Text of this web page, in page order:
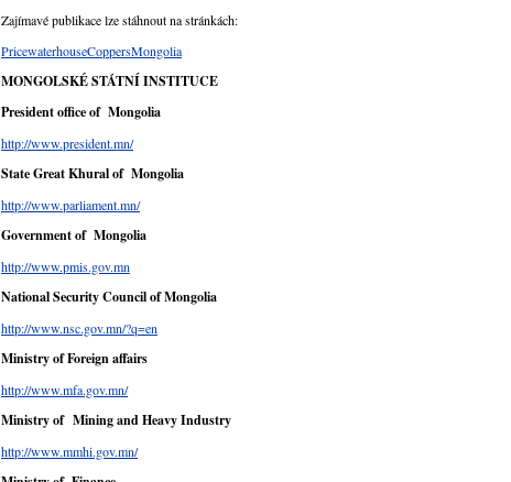
Zajímavé publikace lze stáhnout na stránkách:
PricewaterhouseCoppersMongolia
MONGOLSKÉ STÁTNÍ INSTITUCE
President office of Mongolia
http://www.president.mn/
State Great Khural of Mongolia
http://www.parliament.mn/
Government of Mongolia
http://www.pmis.gov.mn
National Security Council of Mongolia
http://www.nsc.gov.mn/?q=en
Ministry of Foreign affairs
http://www.mfa.gov.mn/
Ministry of Mining and Heavy Industry
http://www.mmhi.gov.mn/